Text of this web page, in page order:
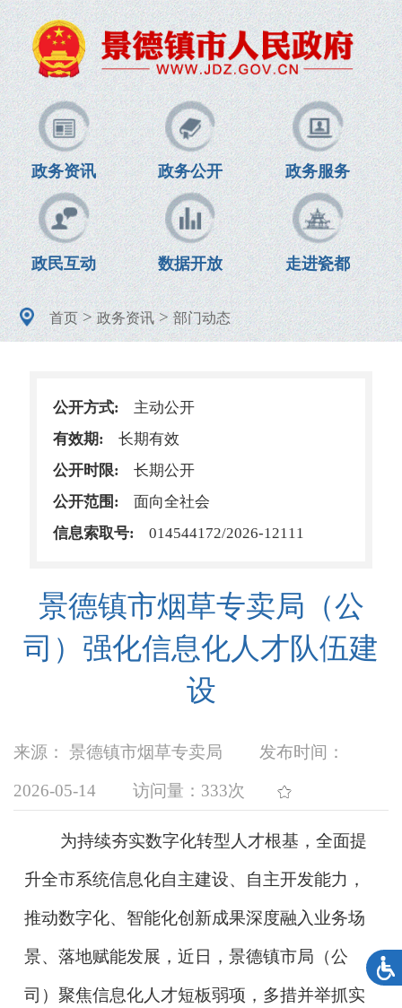
政务资讯 政务公开 政务服务
政民互动 数据开放 走进瓷都
首页>政务资讯>部门动态
公开方式:
主动公开
有效期:
长期有效
公开时限:
长期公开
公开范围:
面向全社会
信息索取号:
014544172/2026-12111
景德镇市烟草专卖局（公
司）强化信息化人才队伍建
设
来源： 景德镇市烟草专卖局 发布时间：
2026-05-14 访问量： 333次
为持续夯实数字化转型人才根基，全面提
升全市系统信息化自主建设、自主开发能力，
推动数字化、智能化创新成果深度融入业务场
景、落地赋能发展，近日，景德镇市局（公
司）聚焦信息化人才短板弱项，多措并举抓实